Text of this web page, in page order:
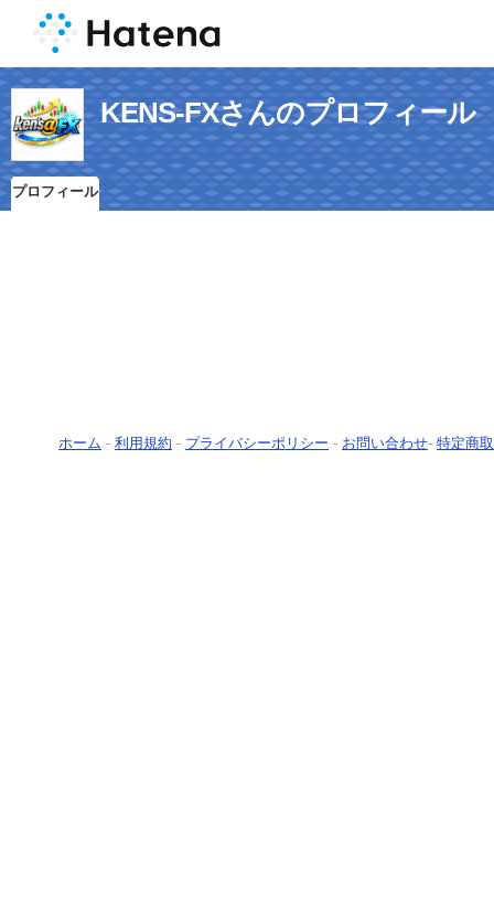
KENS-FXさんのプロフィール
プロフィール
ホーム - 利用規約 - プライバシーポリシー - お問い合わせ- 特定商